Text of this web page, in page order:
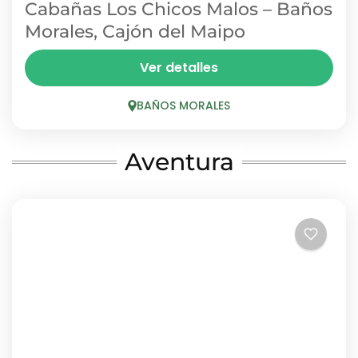
Cabañas Los Chicos Malos – Baños
Morales, Cajón del Maipo
Cabañas Los Chicos Malos ofrece alojamiento
equipado en Baños Morales, ideal para grupos
y familias que quieren disfrutar las termas y los
Ver detalles
BAÑOS MORALES
Aventura